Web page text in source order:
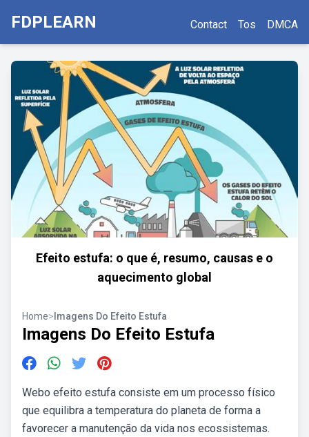
FDPLEARN Contact Tos DMCA
Efeito estufa: o que é, resumo, causas e o
aquecimento global
Home> Imagens Do Efeito Estufa
Imagens Do Efeito Estufa
Webo efeito estufa consiste em um processo físico
que equilibra a temperatura do planeta de forma a
favorecer a manutenção da vida nos ecossistemas.